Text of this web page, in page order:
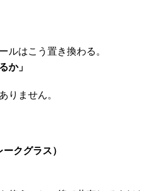
ルはこう置き換わる。
か」
りません。
クグラス）